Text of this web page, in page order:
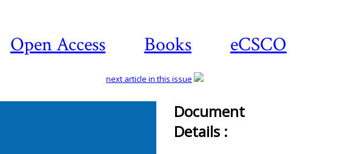
Open Access Books eCSCO
next article in this issue
Document
Details :